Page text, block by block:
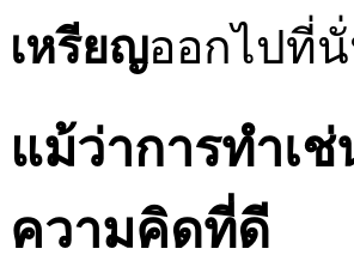
เหรียญออกไปที่
แม้ว่าการทำเ
ความคิดที่ดี